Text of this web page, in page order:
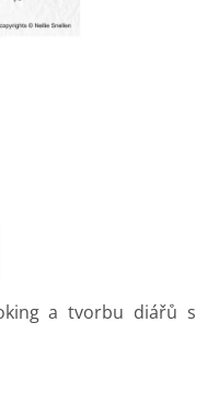
a tvorbu diářů s